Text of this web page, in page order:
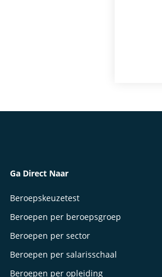
Ga Direct Naar
Beroepskeuzetest
Beroepen per beroepsgroep
Beroepen per sector
Beroepen per salarisschaal
Beroepen per opleiding